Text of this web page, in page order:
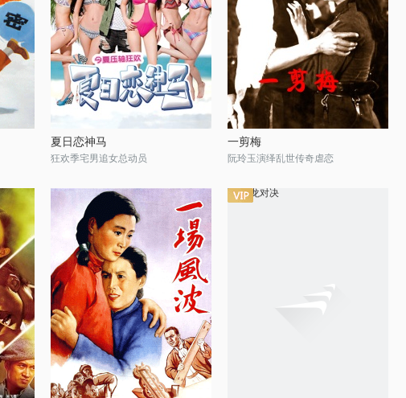
夏日恋神马
狂欢季宅男追女总动员
一剪梅
阮玲玉演绎乱世传奇虐恋